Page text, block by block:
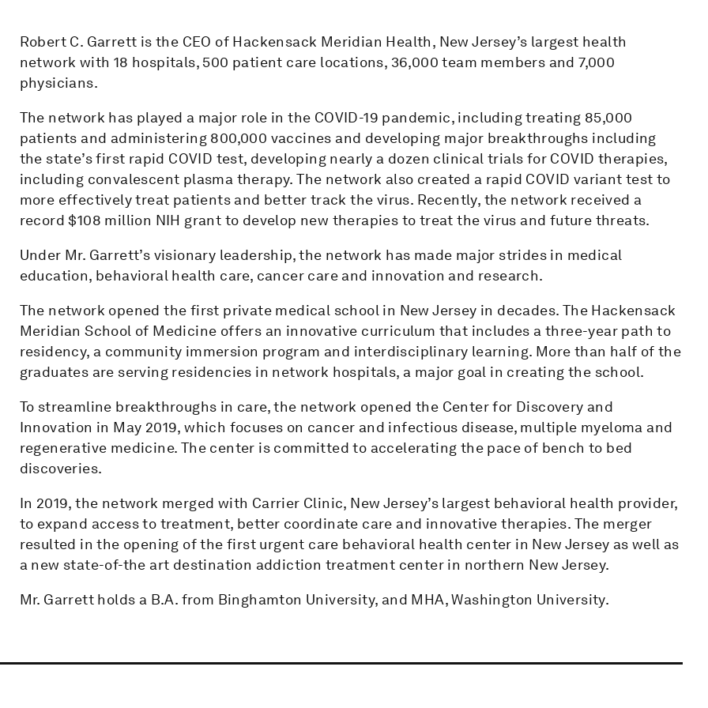
Robert C. Garrett is the CEO of Hackensack Meridian Health, New Jersey’s largest health
network with 18 hospitals, 500 patient care locations, 36,000 team members and 7,000
physicians.
The network has played a major role in the COVID-19 pandemic, including treating 85,000
patients and administering 800,000 vaccines and developing major breakthroughs including
the state’s first rapid COVID test, developing nearly a dozen clinical trials for COVID therapies,
including convalescent plasma therapy. The network also created a rapid COVID variant test to
more effectively treat patients and better track the virus. Recently, the network received a
record $108 million NIH grant to develop new therapies to treat the virus and future threats.
Under Mr. Garrett’s visionary leadership, the network has made major strides in medical
education, behavioral health care, cancer care and innovation and research.
The network opened the first private medical school in New Jersey in decades. The Hackensack
Meridian School of Medicine offers an innovative curriculum that includes a three-year path to
residency, a community immersion program and interdisciplinary learning. More than half of the
graduates are serving residencies in network hospitals, a major goal in creating the school.
To streamline breakthroughs in care, the network opened the Center for Discovery and
Innovation in May 2019, which focuses on cancer and infectious disease, multiple myeloma and
regenerative medicine. The center is committed to accelerating the pace of bench to bed
discoveries.
In 2019, the network merged with Carrier Clinic, New Jersey’s largest behavioral health provider,
to expand access to treatment, better coordinate care and innovative therapies. The merger
resulted in the opening of the first urgent care behavioral health center in New Jersey as well as
a new state-of-the art destination addiction treatment center in northern New Jersey.
Mr. Garrett holds a B.A. from Binghamton University, and MHA, Washington University.